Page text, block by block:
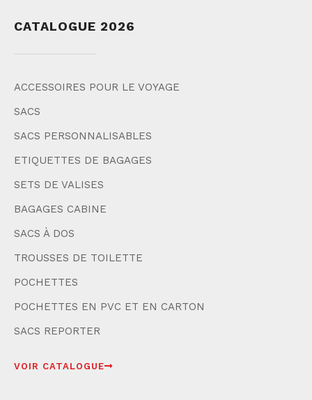
CATALOGUE 2026
ACCESSOIRES POUR LE VOYAGE
SACS
SACS PERSONNALISABLES
ETIQUETTES DE BAGAGES
SETS DE VALISES
BAGAGES CABINE
SACS À DOS
TROUSSES DE TOILETTE
POCHETTES
POCHETTES EN PVC ET EN CARTON
SACS REPORTER
VOIR CATALOGUE